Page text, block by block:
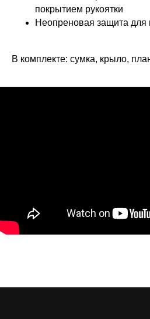
покрытием рукоятки
Неопреновая защита для
В комплекте: сумка, крыло,